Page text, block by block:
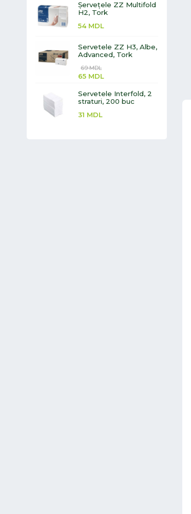
Șervețele ZZ Multifold
H2, Tork
54 MDL
Servetele ZZ H3, Albe,
Advanced, Tork
69MDL
65 MDL
Servetele Interfold, 2
straturi, 200 buc
31 MDL